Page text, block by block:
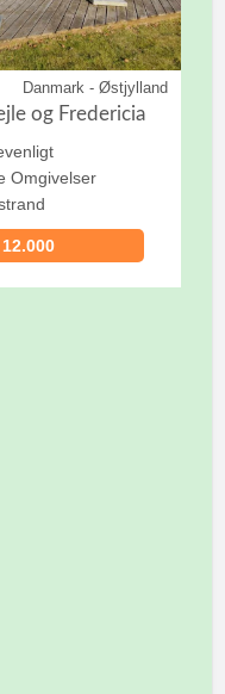
Danmark - Østjylland
og Fredericia
Omgivelser